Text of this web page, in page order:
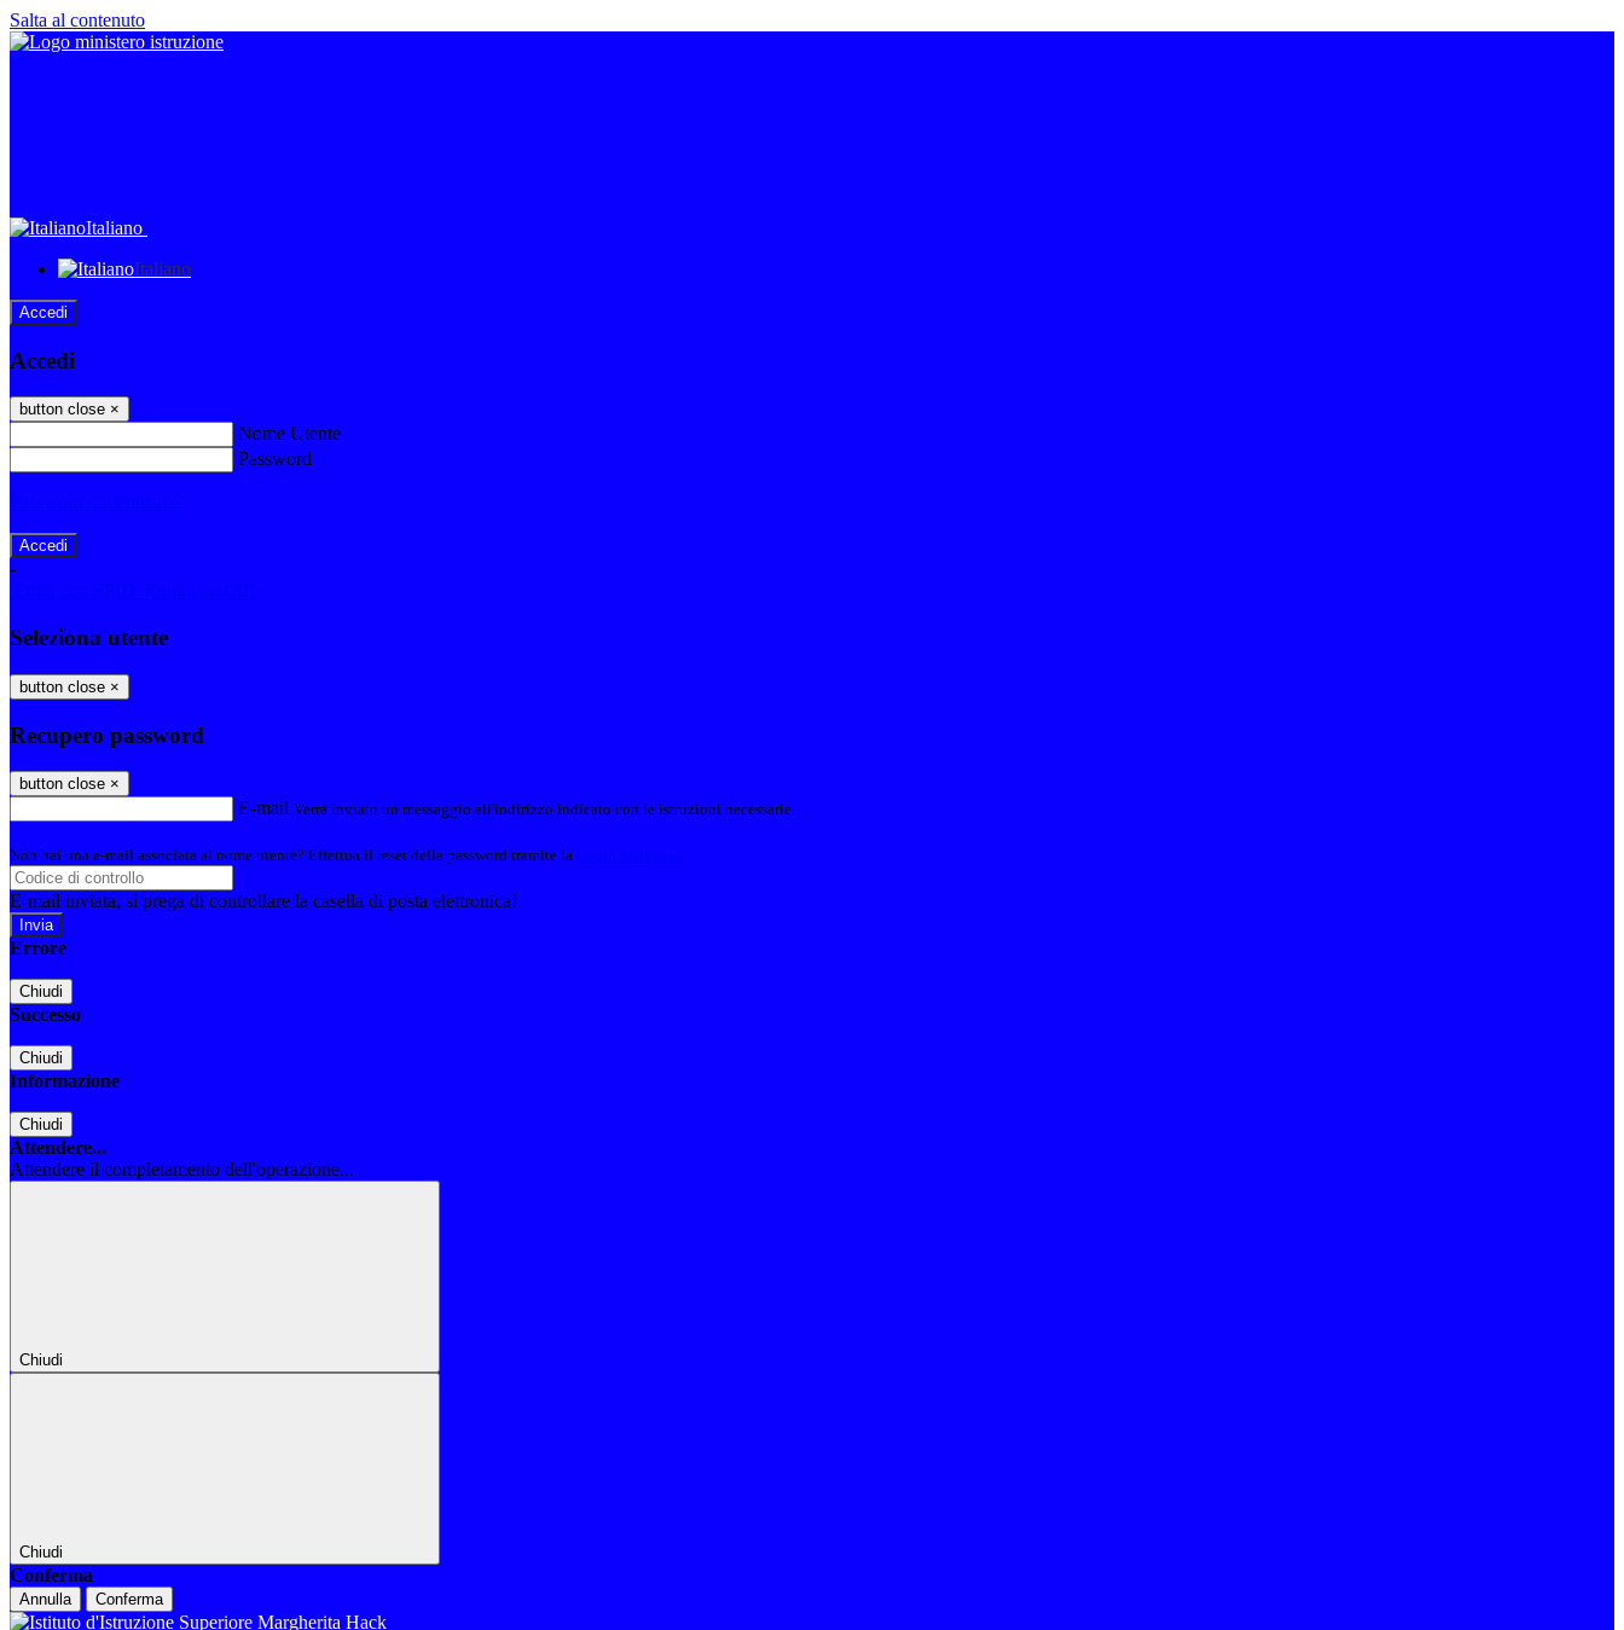
Salta al contenuto
Italiano
Italiano
Accedi
Accedi
button close ×
Nome Utente
Password
-
Seleziona utente
button close ×
Recupero password
button close ×
E-mail Verrà inviato un messaggio all'indirizzo indicato con le istruzioni necessarie.
Non hai una e-mail associata al nome utente? Effettua il reset della password tramite la
E-mail inviata, si prega di controllare la casella di posta elettronica!
Errore
Chiudi
Successo
Chiudi
Informazione
Chiudi
Attendere...
Attendere il completamento dell'operazione...
Chiudi
Chiudi
Conferma
Annulla Conferma